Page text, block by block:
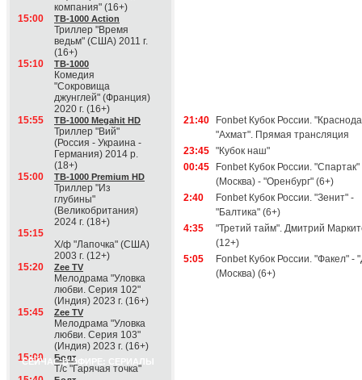
компания" (16+)
15:00
ТВ-1000 Action
Триллер "Время
ведьм" (США) 2011 г.
(16+)
15:10
ТВ-1000
Комедия
"Сокровища
джунглей" (Франция)
2020 г. (16+)
15:55
ТВ-1000 Megahit HD
Триллер "Вий"
(Россия - Украина -
Германия) 2014 р.
(18+)
15:00
ТВ-1000 Premium HD
Триллер "Из
глубины"
(Великобритания)
2024 г. (18+)
15:15
Х/ф "Лапочка" (США)
2003 г. (12+)
15:20
Zee TV
Мелодрама "Уловка
любви. Серия 102"
(Индия) 2023 г. (16+)
15:45
Zee TV
Мелодрама "Уловка
любви. Серия 103"
(Индия) 2023 г. (16+)
СЕЙЧАС В ЭФИРЕ: СЕРИАЛЫ
15:00 Болт
Т/с "Гарячая точка"
21:40
Fonbet Кубок России.
"Ахмат". Прямая трансляция
23:45 "Кубок наш"
00:45
Fonbet Кубок России. "Спартак"
(Москва) - "Оренбург" (6+)
2:40
Fonbet Кубок России. "Зенит" -
"Балтика" (6+)
4:35
"Третий тайм". Дмитрий
(12+)
5:05
Fonbet Кубок России. "Факел" -
(Москва) (6+)